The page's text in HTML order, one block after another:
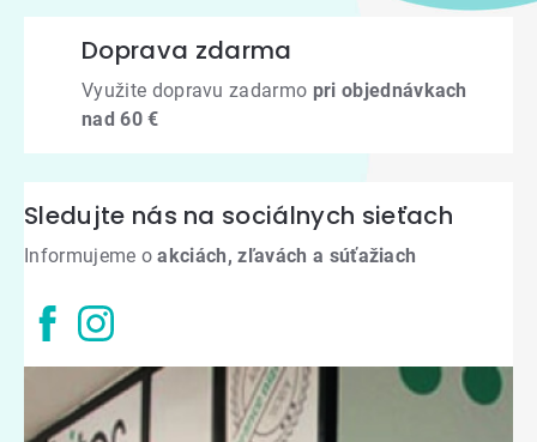
Doprava zdarma
Využite dopravu zadarmo pri objednávkach
nad 60 €
Sledujte nás na sociálnych sieťach
Informujeme oakciách, zľavách a súťažiach